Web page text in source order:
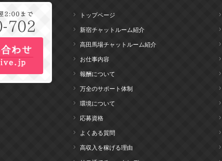
トップページ
新宿チャットルーム紹介
高田馬場チャットルーム紹介
お仕事内容
報酬について
万全のサポート体制
環境について
応募資格
よくある質問
高収入を稼げる理由